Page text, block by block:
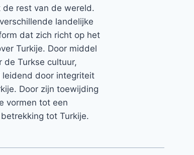
rest van de wereld.
landelijke
dat zich richt op het
Turkije. Door middel
de Turkse cultuur,
door integriteit
Door zijn toewijding
vormen tot een
tot Turkije.